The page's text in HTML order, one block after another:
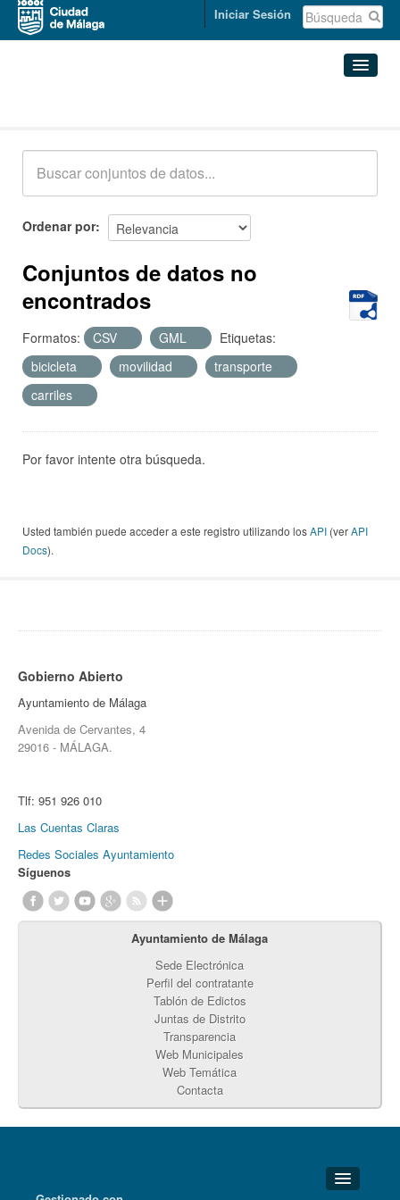
Iniciar Sesión
Acerca de
Ordenar por
Conjuntos de datos no
encontrados
Formatos: CSV GML
Etiquetas:
bicicleta
movilidad
transporte
carriles
Por favor intente otra búsqueda.
Usted también puede acceder a este registro utilizando losAPI (verAPI
Docs).
Gobierno Abierto
Ayuntamiento de Málaga
Avenida de Cervantes, 4
29016 - MÁLAGA.
Tlf: 951 926 010
Las Cuentas Claras
Redes Sociales Ayuntamiento
Síguenos
Ayuntamiento de Málaga
Sede Electrónica
Perfil del contratante
Tablón de Edictos
Juntas de Distrito
Transparencia
Web Municipales
Web Temática
Contacta